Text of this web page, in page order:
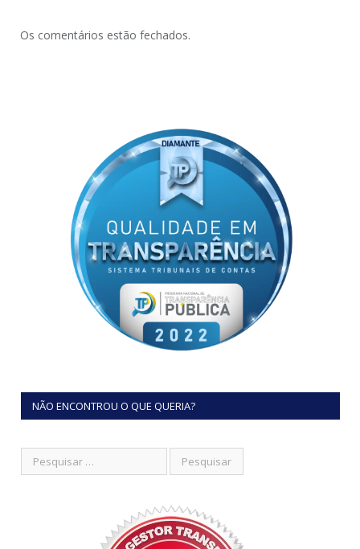
Os comentários estão fechados.
NÃO ENCONTROU O QUE QUERIA?